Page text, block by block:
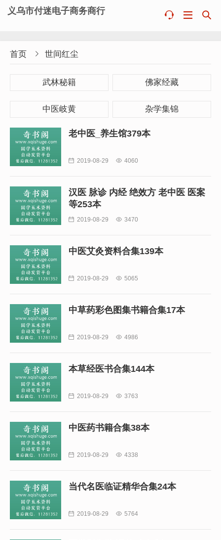
义乌市付迷电子商务商行 


首页  世间红尘
武林秘籍 佛家经藏
中医岐黄 杂学集锦
老中医_养生馆379本
 2019-08-29  4060
汉医 脉诊 内经 绝效方 老中医 医案
等253本
 2019-08-29  3470
中医艾灸资料合集139本
 2019-08-29  5065
中草药彩色图集书籍合集17本
 2019-08-29  4986
本草经医书合集144本
 2019-08-29  3763
中医药书籍合集38本
 2019-08-29  4338
当代名医临证精华合集24本
 2019-08-29  5764